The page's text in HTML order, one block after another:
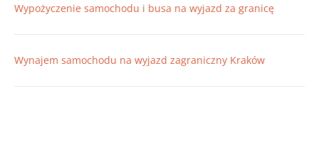
Wypożyczenie samochodu i busa na wyjazd za granicę
Wynajem samochodu na wyjazd zagraniczny Kraków